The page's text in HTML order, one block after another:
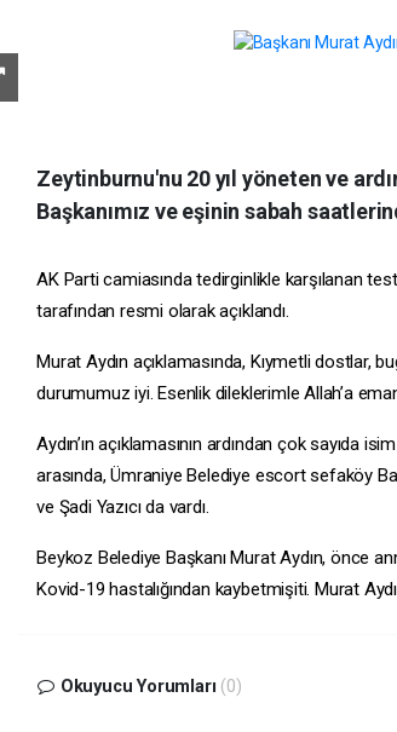
Zeytinburnu'nu 20 yıl yöneten ve
Başkanımız ve eşinin sabah
AK Parti camiasında tedirginlikle karşılanan
tarafından resmi olarak açıklandı.
Murat Aydın açıklamasında, Kıymetli dostlar,
durumumuz iyi. Esenlik dileklerimle Allah’a
Aydın’ın açıklamasının ardından çok
arasında, Ümraniye Belediye escort sefaköy
ve Şadi Yazıcı da vardı.
Beykoz Belediye Başkanı Murat Aydın, önce
Kovid-19 hastalığından kaybetmişiti. Murat
Okuyucu Yorumları (0)